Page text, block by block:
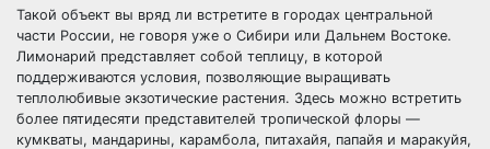
Такой объект вы вряд ли встретите в городах центральной
части России, не говоря уже о Сибири или Дальнем Востоке.
Лимонарий представляет собой теплицу, в которой
поддерживаются условия, позволяющие выращивать
теплолюбивые экзотические растения. Здесь можно встретить
более пятидесяти представителей тропической флоры —
кумкваты, мандарины, карамбола, питахайя, папайя и маракуйя,